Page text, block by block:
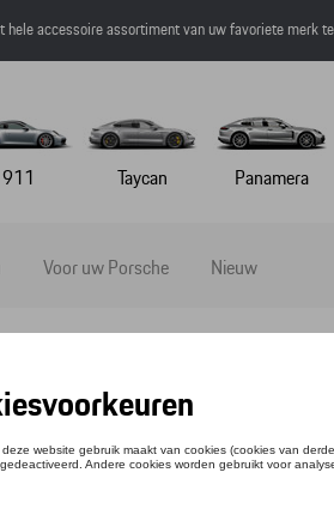
hele accessoire assortiment van uw favoriete merk
911 Taycan Panamera
Voor uw Porsche Nieuw
ZONNEBRIL P´8508 C
Referentie: WAP0785080JC62